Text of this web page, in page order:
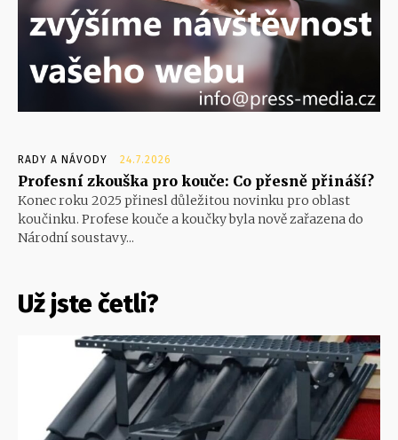
RADY A NÁVODY 24.7.2026
Profesní zkouška pro kouče: Co přesně přináší?
Konec roku 2025 přinesl důležitou novinku pro oblast
koučinku. Profese kouče a koučky byla nově zařazena do
Národní soustavy...
Už jste četli?